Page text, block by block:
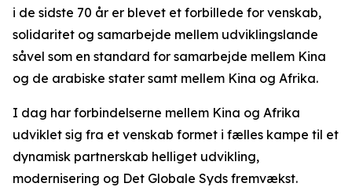
i de sidste 70 år er blevet et forbillede for venskab,
solidaritet og samarbejde mellem udviklingslande
såvel som en standard for samarbejde mellem Kina
og de arabiske stater samt mellem Kina og Afrika.
I dag har forbindelserne mellem Kina og Afrika
udviklet sig fra et venskab formet i fælles kampe til et
dynamisk partnerskab helliget udvikling,
modernisering og Det Globale Syds fremvækst.